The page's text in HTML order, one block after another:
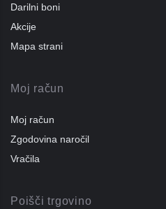
Darilni boni
Akcije
Mapa strani
Moj račun
Moj račun
Zgodovina naročil
Vračila
Poišči trgovino